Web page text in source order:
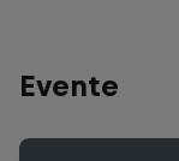
Evente